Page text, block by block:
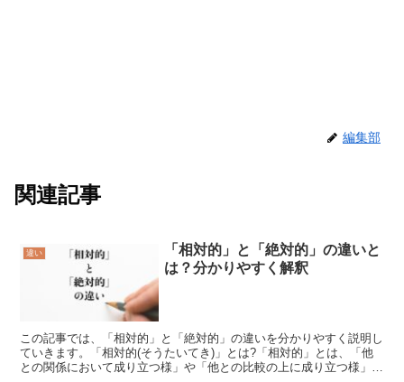
編集部
関連記事
違い
「相対的」と「絶対的」の違いと
は？分かりやすく解釈
この記事では、「相対的」と「絶対的」の違いを分かりやすく説明し
ていきます。「相対的(そうたいてき)」とは?「相対的」とは、「他
との関係において成り立つ様」や「他との比較の上に成り立つ様」を